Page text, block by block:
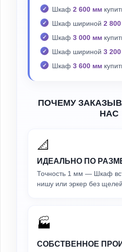
Шкаф 2 600 мм
Шкаф шириной 2
Шкаф 3 000 мм
Шкаф шириной 3
Шкаф 3 600 мм
ПОЧЕМУ
НАС
📐
ИДЕАЛЬНО ПО
Точность 1 мм — Шкаф
нишу или эркер без
🏭
СОБСТВЕННОЕ